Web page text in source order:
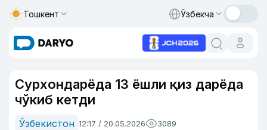
Тошкент Ўзбекча
Сурхондарёда 13 ёшли қиз дарёда
чўкиб кетди
Ўзбекистон 12:17 / 20.05.2026 3089